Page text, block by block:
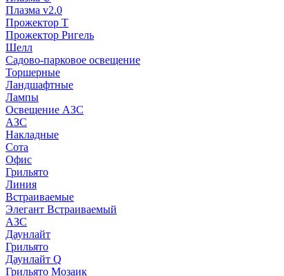
Плазма v2.0
Прожектор Т
Прожектор Ригель
Шелл
Садово-парковое освещение
Торшерные
Ландшафтные
Лампы
Освещение АЗС
АЗС
Накладные
Сота
Офис
Грильято
Линия
Встраиваемые
Элегант Встраиваемый
АЗС
Даунлайт
Грильято
Даунлайт Q
Грильято Мозаик